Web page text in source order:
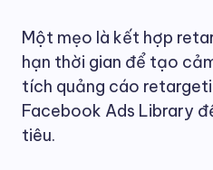
Một mẹo là kết hợp
hạn thời gian để tạo
tích quảng cáo
Facebook Ads Library
tiêu.